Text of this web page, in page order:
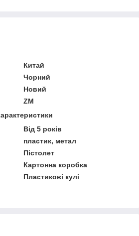
Китай
Чорний
Новий
ZM
Від 5 років
пластик, метал
Пістолет
Картонна коробка
Пластикові кулі